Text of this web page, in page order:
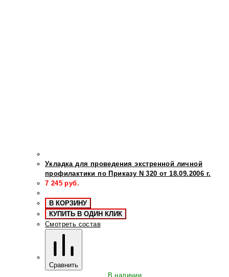
Укладка для проведения экстренной личной
профилактики по Приказу N 320 от 18.09.2006 г.
7 245 руб.
В КОРЗИНУ
КУПИТЬ В ОДИН КЛИК
Смотреть состав
Сравнить
В наличии